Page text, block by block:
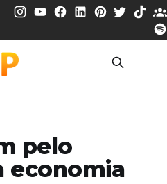
pelo
economia